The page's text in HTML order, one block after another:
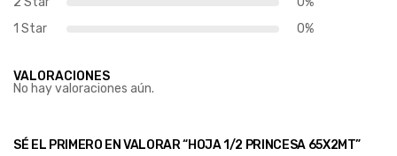
1 Star
0%
VALORACIONES
No hay valoraciones aún.
SÉ EL PRIMERO EN VALORAR “HOJA 1/2 PRINCESA 65X2MT”